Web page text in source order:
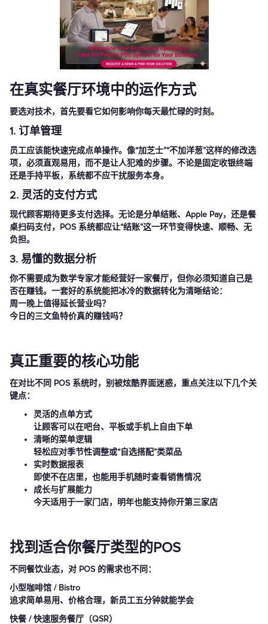
在真实餐厅环境中的运作方式
要选对技术，首先要看它如何影响你每天最忙碌的时刻。
1. 订单管理
员工应该能快速完成点单操作。像“加芝士”“不加洋葱”这样的修改选
项，必须直观易用，而不是让人犯难的步骤。不论是固定收银终端
还是手持平板，系统都不应干扰服务本身。
2. 灵活的支付方式
现代顾客期待更多支付选择。无论是分单结账、Apple Pay，还是餐
桌扫码支付，POS 系统都应让“结账”这一环节变得快速、顺畅、无
负担。
3. 易懂的数据分析
你不需要成为数学专家才能经营好一家餐厅，但你必须知道自己是
否在赚钱。一套好的系统能把冰冷的数据转化为清晰结论：
周一晚上值得延长营业吗？
今日的三文鱼特价真的赚钱吗？
真正重要的核心功能
在对比不同 POS 系统时，别被炫酷界面迷惑，重点关注以下几个关
键点：
灵活的点单方式
让顾客可以在吧台、平板或手机上自由下单
清晰的菜单逻辑
轻松应对季节性调整或“自选搭配”类菜品
实时数据报表
即使不在店里，也能用手机随时查看销售情况
成长与扩展能力
今天适用于一家门店，明年也能支持你开第三家店
找到适合你餐厅类型的POS
不同餐饮业态，对 POS 的需求也不同：
小型咖啡馆 / Bistro
追求简单易用、价格合理，新员工五分钟就能学会
快餐 / 快速服务餐厅（QSR）